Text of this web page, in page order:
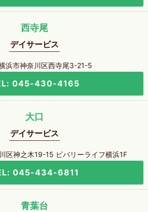
西寺尾
デイサービス
浜市神奈川区西寺尾3-21-5
045-430-4165
大口
デイサービス
区神之木19-15 ビバリーライフ横浜1F
045-434-6811
青葉台